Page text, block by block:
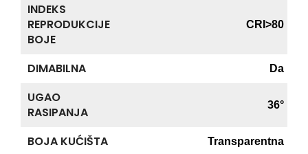
INDEKS
REPRODUKCIJE
BOJE
CRI>80
DIMABILNA Da
UGAO
RASIPANJA
36°
BOJA KUĆIŠTA Transparentna